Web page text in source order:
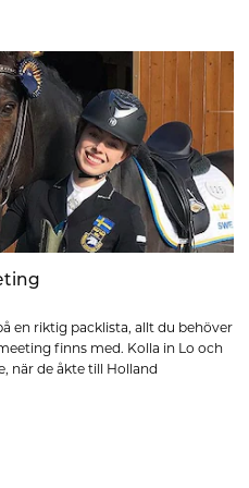
en riktig packlista, allt du behöver
finns med. Kolla in Lo och
när de åkte till Holland